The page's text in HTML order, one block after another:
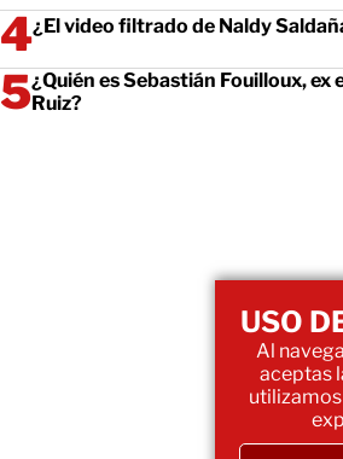
¿El video filtrado de Naldy
¿Quién es Sebastián Fouilloux, ex
Ruiz?
USO
Al
aceptas